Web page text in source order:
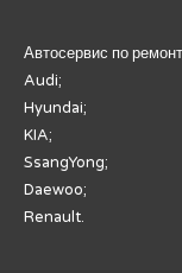
Автосервис по
Audi;
Hyundai;
KIA;
SsangYong;
Daewoo;
Renault.